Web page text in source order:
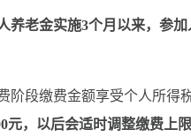
养老金实施3个月以来，参
段缴费金额享受个人所得
元，以后会适时调整缴费上限